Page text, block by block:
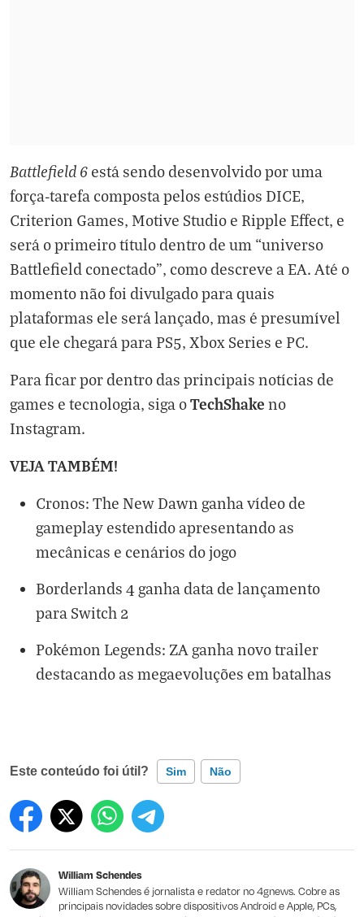
Battlefield 6 está sendo desenvolvido por uma
força-tarefa composta pelos estúdios DICE,
Criterion Games, Motive Studio e Ripple Effect, e
será o primeiro título dentro de um “universo
Battlefield conectado”, como descreve a EA. Até o
momento não foi divulgado para quais
plataformas ele será lançado, mas é presumível
que ele chegará para PS5, Xbox Series e PC.
Para ficar por dentro das principais notícias de
games e tecnologia, siga oTechShake no
Instagram.
VEJA TAMBÉM!
Cronos: The New Dawn ganha vídeo de
gameplay estendido apresentando as
mecânicas e cenários do jogo
Borderlands 4 ganha data de lançamento
para Switch 2
Pokémon Legends: ZA ganha novo trailer
destacando as megaevoluções em batalhas
Este conteúdo foi útil? Sim Não
Este conteúdo contém informação incorreta
Outro
William Schendes
William Schendes é jornalista e redator no 4gnews. Cobre as
principais novidades sobre dispositivos Android e Apple, PCs,